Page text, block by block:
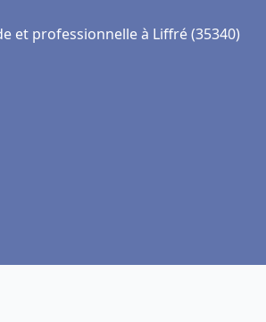
et professionnelle à Liffré (35340)